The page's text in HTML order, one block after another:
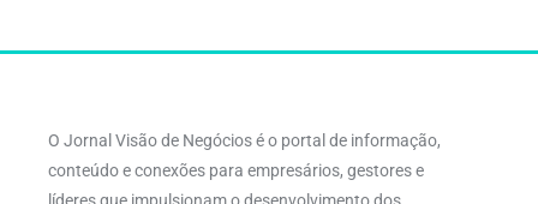
O Jornal Visão de Negócios é o portal de informação,
conteúdo e conexões para empresários, gestores e
líderes que impulsionam o desenvolvimento dos